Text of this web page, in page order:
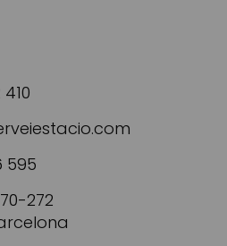
595
272